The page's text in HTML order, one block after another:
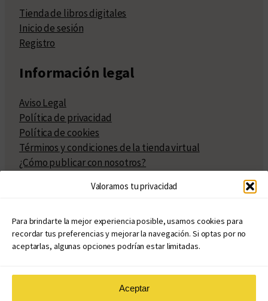
Valoramos tu privacidad
Para brindarte la mejor experiencia posible, usamos cookies para
recordar tus preferencias y mejorar la navegación. Si optas por no
aceptarlas, algunas opciones podrían estar limitadas.
Aceptar
Tienda de libros digitales
Inicio de sesión
Registro
Información legal
Aviso Legal
Política de privacidad
Política de cookies
Términos y condiciones de la tienda virtual
¿Cómo publicar con nosotros?
Políticas de publicación
Políticas de coedición
Atribuciones